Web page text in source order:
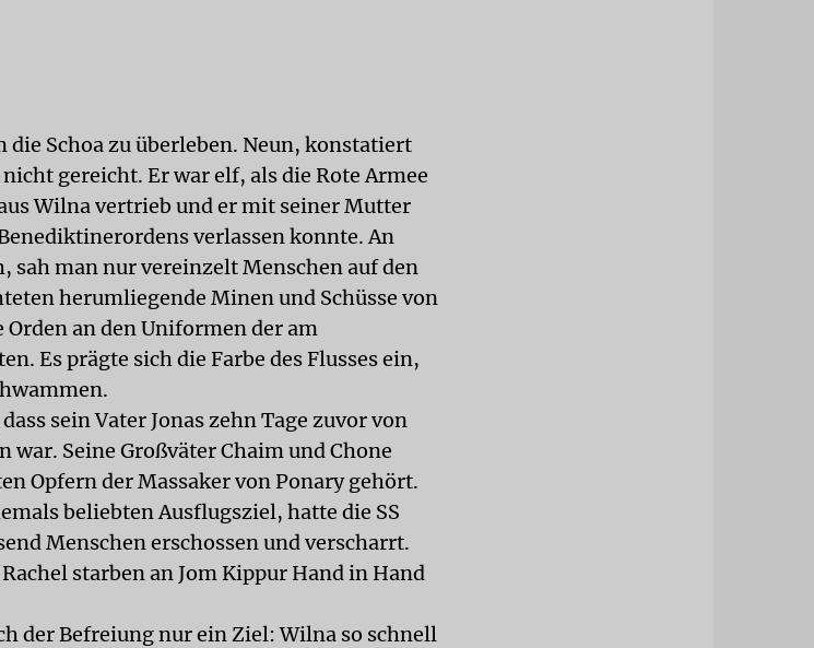
die Schoa zu überleben. Neun, konstatiert
gereicht. Er war elf, als die Rote Armee
Wilna vertrieb und er mit seiner Mutter
verlassen konnte. An
sah man nur vereinzelt Menschen auf den
herumliegende Minen und Schüsse von
an den Uniformen der am
Es prägte sich die Farbe des Flusses ein,
sein Vater Jonas zehn Tage zuvor von
war. Seine Großväter Chaim und Chone
Opfern der Massaker von Ponary gehört.
beliebten Ausflugsziel, hatte die SS
Menschen erschossen und verscharrt.
starben an Jom Kippur Hand in Hand
der Befreiung nur ein Ziel: Wilna so schnell